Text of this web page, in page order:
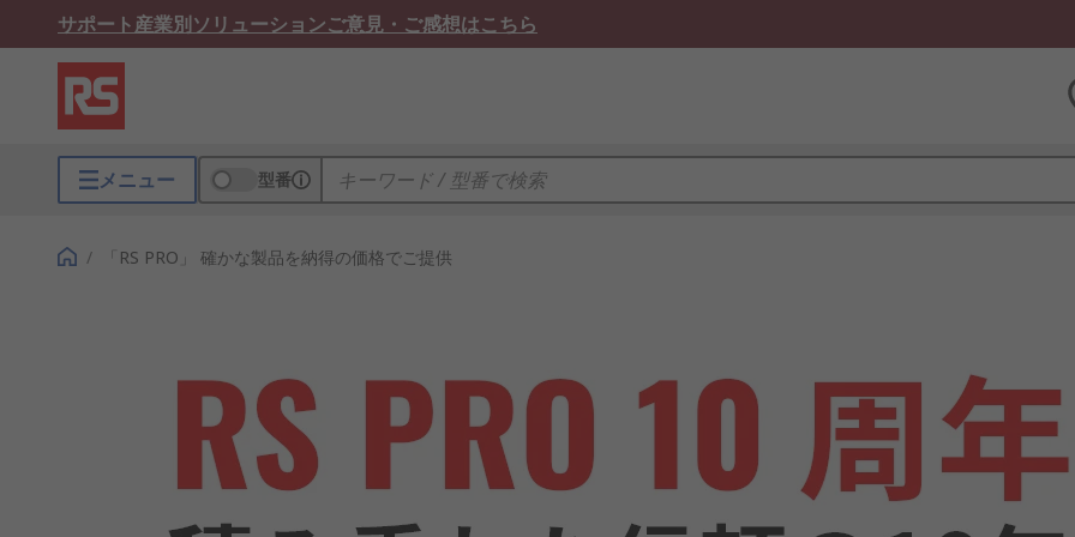
サポート産業別ソリューションご意見・ご感想はこちら
メニュー 型番
/ 「RS PRO」 確かな製品を納得の価格でご提供